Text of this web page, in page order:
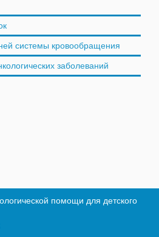
системы кровообращения
заболеваний
помощи для детского